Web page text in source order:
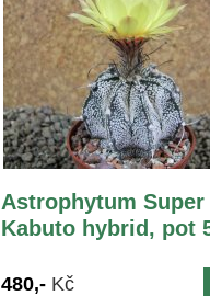
Astrophytum Super
Kabuto hybrid, pot
480,- Kč